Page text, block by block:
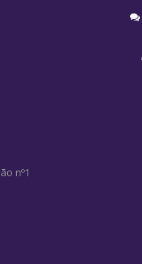
nº1